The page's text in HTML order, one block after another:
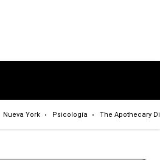
Nueva York Psicología The Apothecary